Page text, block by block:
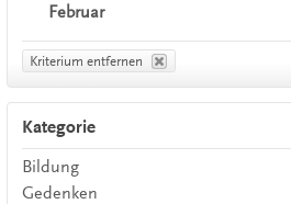
Februar
Kriterium entfernen
Kategorie
Bildung
Gedenken